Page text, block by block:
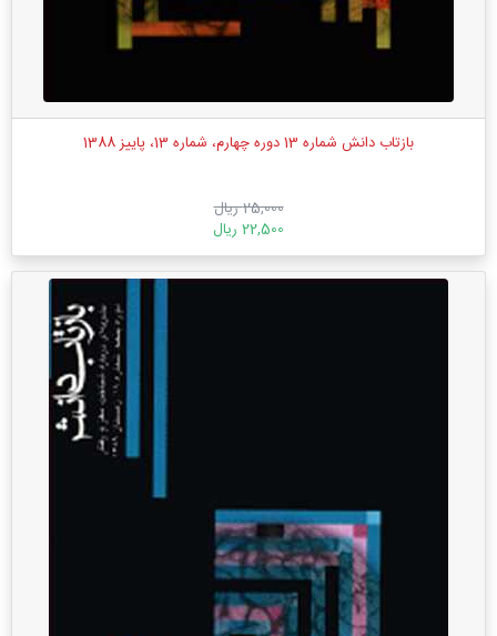
بازتاب دانش شماره 13 دوره چهارم، شماره 13، پاییز 1388
25,000 ریال
22,500 ریال